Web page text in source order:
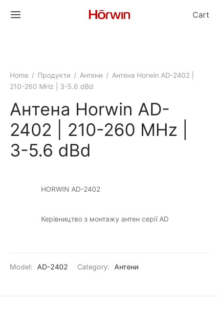
Cart
Home / Продукти / Антени / Антена Horwin AD-2402 |
210-260 MHz | 3-5.6 dBd
Антена Horwin AD-
2402 | 210-260 MHz |
3-5.6 dBd
HORWIN AD-2402
Керівництво з монтажу антен серії AD
Model: AD-2402 Category: Антени